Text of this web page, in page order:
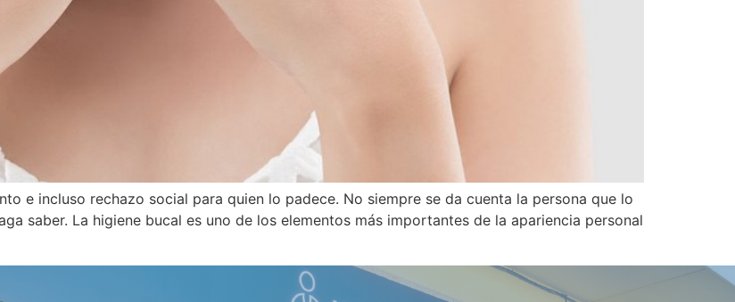
e incluso rechazo social para quien lo padece. No siempre se da cuenta la persona que lo
saber. La higiene bucal es uno de los elementos más importantes de la apariencia personal